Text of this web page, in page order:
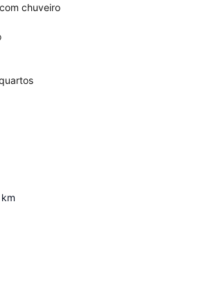
chuveiro
km